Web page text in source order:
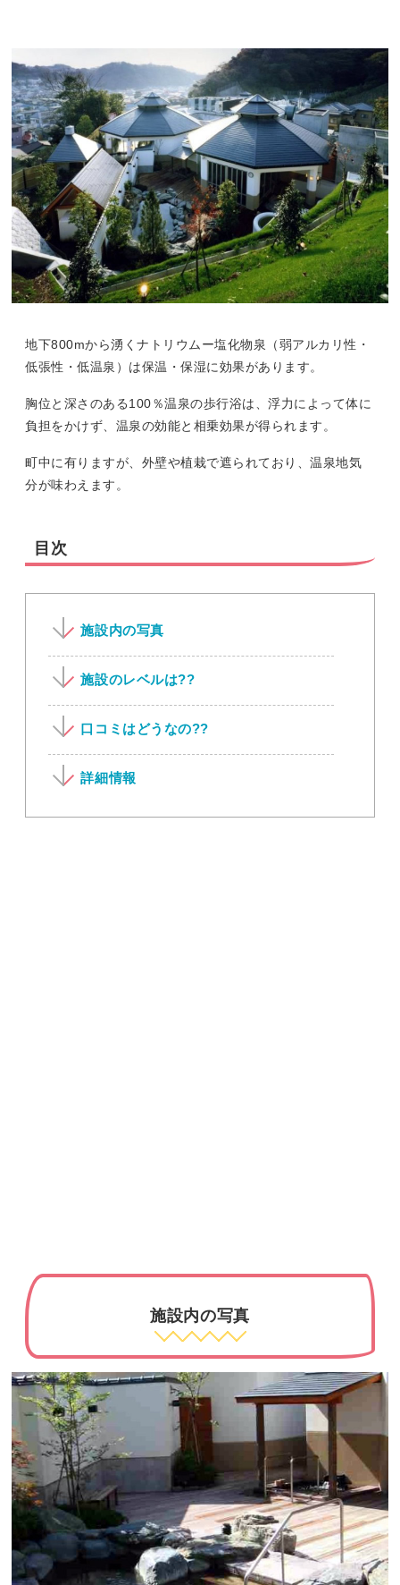
地下800mから湧くナトリウムー塩化物泉（弱アルカリ性・
低張性・低温泉）は保温・保湿に効果があります。
胸位と深さのある100％温泉の歩行浴は、浮力によって体に
負担をかけず、温泉の効能と相乗効果が得られます。
町中に有りますが、外壁や植栽で遮られており、温泉地気
分が味わえます。
目次
施設内の写真
施設のレベルは??
口コミはどうなの??
詳細情報
施設内の写真